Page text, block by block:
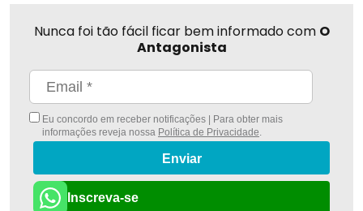
Nunca foi tão fácil ficar bem informado com O
Antagonista
Eu concordo em receber notificações | Para obter mais
informações reveja nossa Política de Privacidade.
Enviar
Inscreva-se